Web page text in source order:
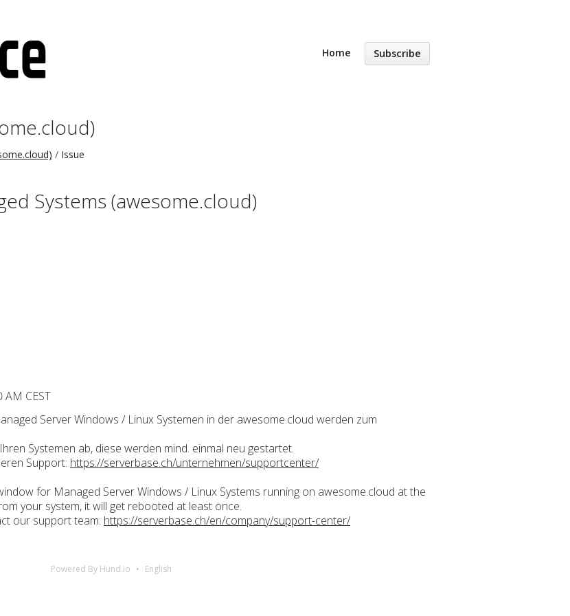
Home Subscribe
Issue
Systems (awesome.cloud)
AM CEST
Server Windows / Linux Systemen in der awesome.cloud werden zum
Systemen ab, diese werden mind. einmal neu gestartet.
Support: https://serverbase.ch/unternehmen/supportcenter/
for Managed Server Windows / Linux Systems running on awesome.cloud at the
your system, it will get rebooted at least once.
our support team: https://serverbase.ch/en/company/support-center/
Powered By Hund.io English